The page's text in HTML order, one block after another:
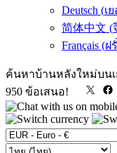
Deutsch (เ
简体中文 (
Français (ฝ
ค้นหาบ้านหลังใหม่บน
950 ข้อเสนอ!
X